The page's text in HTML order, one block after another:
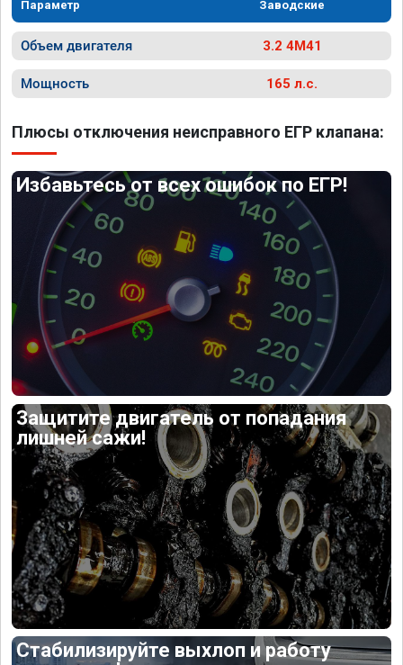
Параметр Заводские
Объем двигателя 3.2 4M41
Мощность 165 л.с.
Плюсы отключения неисправного ЕГР клапана:
Избавьтесь от всех ошибок по ЕГР!
Защитите двигатель от попадания
лишней сажи!
Стабилизируйте выхлоп и работу